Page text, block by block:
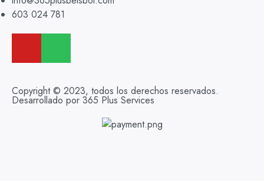
603 024 781
Copyright © 2023, todos los derechos reservados.
Desarrollado por 365 Plus Services